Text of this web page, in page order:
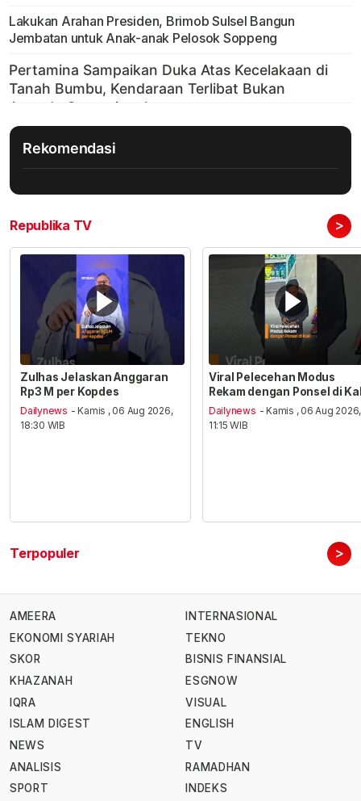
Lakukan Arahan Presiden, Brimob Sulsel Bangun
Jembatan untuk Anak-anak Pelosok Soppeng
Rekomendasi
Republika TV >
Zulhas Jelaskan Anggaran
Rp3 M per Kopdes
Dailynews - Kamis , 06 Aug 2026,
18:30 WIB
Viral Pelecehan Modus
Rekam dengan Ponsel di
Dailynews - Kamis , 06 Aug 2026,
11:15 WIB
Terpopuler >
AMEERA
EKONOMI SYARIAH
SKOR
KHAZANAH
IQRA
ISLAM DIGEST
NEWS
ANALISIS
SPORT
INTERNASIONAL
TEKNO
BISNIS FINANSIAL
ESGNOW
VISUAL
ENGLISH
TV
RAMADHAN
INDEKS